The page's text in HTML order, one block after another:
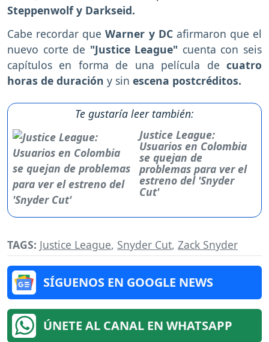
Steppenwolf y Darkseid.
Cabe recordar queWarner y DC afirmaron que el
nuevo corte de "Justice League" cuenta con seis
capítulos en forma de una película de cuatro
horas de duración y sin escena postcréditos.
Te gustaría leer también:
Justice League:
Usuarios en Colombia
se quejan de
problemas para ver el
estreno del 'Snyder
Cut'
TAGS: Justice League, Snyder Cut, Zack Snyder
SÍGUENOS EN GOOGLE NEWS
ÚNETE AL CANAL EN WHATSAPP